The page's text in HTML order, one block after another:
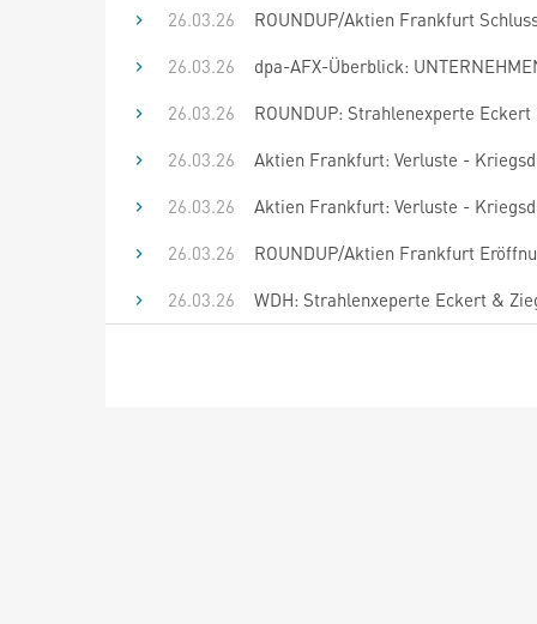
26.03.26
ROUNDUP/Aktien Frankfurt
26.03.26
dpa-AFX-Überblick:
26.03.26
ROUNDUP: Strahlenexperte
26.03.26
Aktien Frankfurt: Verluste -
26.03.26
Aktien Frankfurt: Verluste -
26.03.26
ROUNDUP/Aktien Frankfurt
26.03.26
WDH: Strahlenxeperte Eckert &